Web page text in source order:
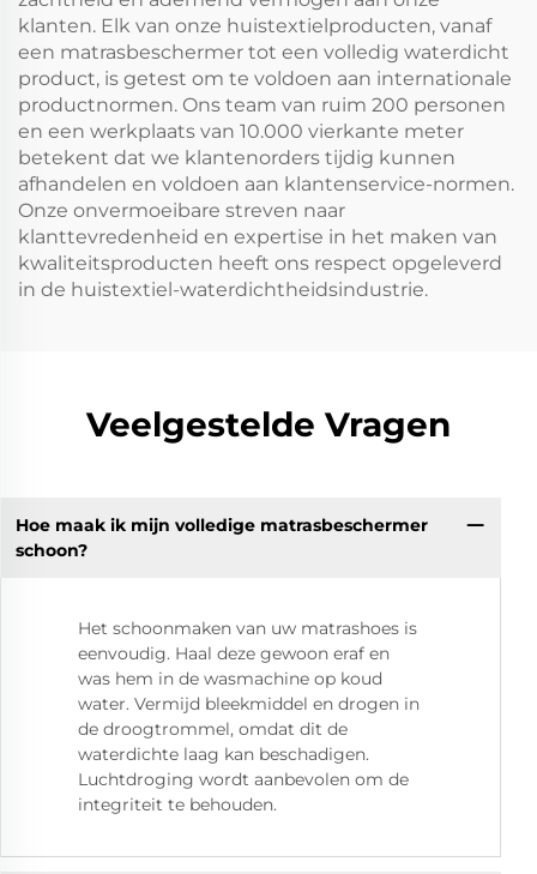
klanten. Elk van onze huistextielproducten, vanaf
een matrasbeschermer tot een volledig waterdicht
product, is getest om te voldoen aan internationale
productnormen. Ons team van ruim 200 personen
en een werkplaats van 10.000 vierkante meter
betekent dat we klantenorders tijdig kunnen
afhandelen en voldoen aan klantenservice-normen.
Onze onvermoeibare streven naar
klanttevredenheid en expertise in het maken van
kwaliteitsproducten heeft ons respect opgeleverd
in de huistextiel-waterdichtheidsindustrie.
Veelgestelde Vragen
Hoe maak ik mijn volledige matrasbeschermer
schoon?
Het schoonmaken van uw matrashoes is
eenvoudig. Haal deze gewoon eraf en
was hem in de wasmachine op koud
water. Vermijd bleekmiddel en drogen in
de droogtrommel, omdat dit de
waterdichte laag kan beschadigen.
Luchtdroging wordt aanbevolen om de
integriteit te behouden.